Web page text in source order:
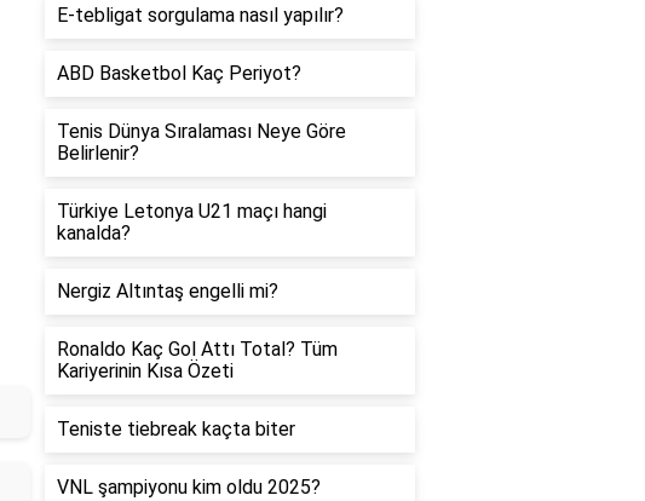
E-tebligat sorgulama nasıl yapılır?
ABD Basketbol Kaç Periyot?
Tenis Dünya Sıralaması Neye Göre
Belirlenir?
Türkiye Letonya U21 maçı hangi
kanalda?
Nergiz Altıntaş engelli mi?
Ronaldo Kaç Gol Attı Total? Tüm
Kariyerinin Kısa Özeti
Teniste tiebreak kaçta biter
VNL şampiyonu kim oldu 2025?